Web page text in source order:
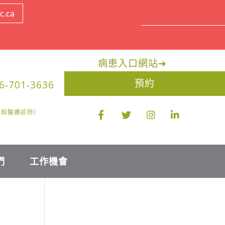
701-3636
醫療診所）
病患入口網站➔
預約
工作機會